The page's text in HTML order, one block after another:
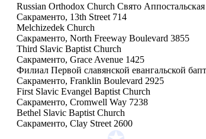
Russian Orthodox Church Свято
Сакраменто, 13th Street 714
Melchizedek Church
Сакраменто, North Freeway Boulevard 3855
Third Slavic Baptist Church
Сакраменто, Grace Avenue 1425
Филиал Первой славянской евангальской
Сакраменто, Franklin Boulevard 2925
First Slavic Evangel Baptist Church
Сакраменто, Cromwell Way 7238
Bethel Slavic Baptist Church
Сакраменто, Clay Street 2600